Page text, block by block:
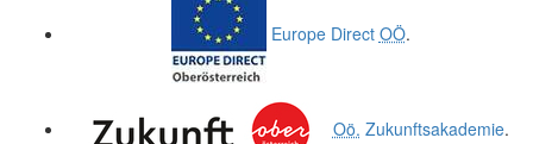
Europe Direct OÖ.
Oö. Zukunftsakademie.